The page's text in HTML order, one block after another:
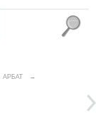
АРБАТ
→